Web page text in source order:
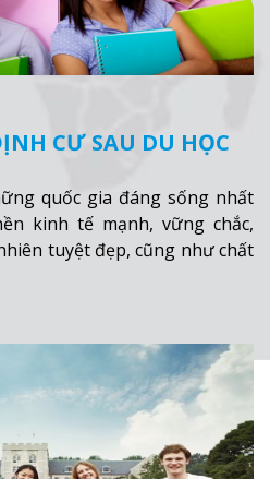
CƯ SAU DU HỌC
quốc gia đáng sống nhất
kinh tế mạnh, vững chắc,
tuyệt đẹp, cũng như chất